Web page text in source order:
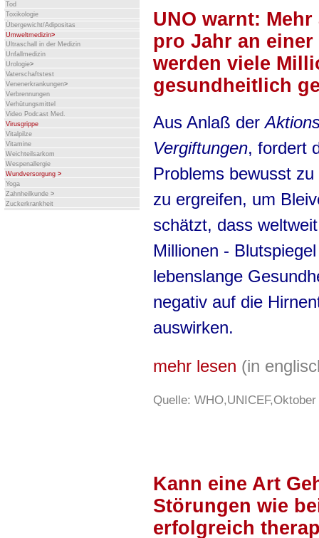
Tod
Toxikologie
Übergewicht/Adipositas
Umweltmedizin>
Ultraschall in der Medizin
Unfallmedizin
Urologie>
Vaterschaftstest
Venenerkrankungen>
Verbrennungen
Verhütungsmittel
Video Podcast Med.
Virusgrippe
Vitalpilze
Vitamine
Weichteilsarkom
Wespenallergie
Wundversorgung >
Yoga
Zahnheilkunde >
Zuckerkrankheit
UNO warnt:
pro Jahr an
werden viele
gesundheitlich
Aus Anlaß der
Vergiftungen, fordert
Problems bewusst
zu ergreifen, um
schätzt, dass
Millionen -
lebenslange
negativ auf die
auswirken.
mehr lesen (in
Quelle: WHO,UNICEF,Oktober
Kann eine Art
Störungen wie
erfolgreich